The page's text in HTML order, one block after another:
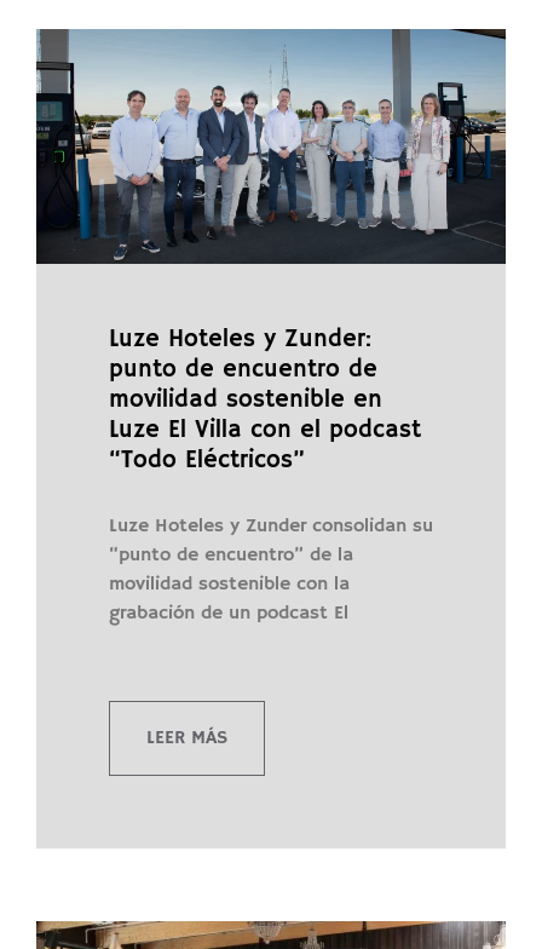
Luze Hoteles y Zunder:
punto de encuentro de
movilidad sostenible en
Luze El Villa con el podcast
“Todo Eléctricos”
Luze Hoteles y Zunder consolidan su
“punto de encuentro” de la
movilidad sostenible con la
grabación de un podcast El
LEER MÁS